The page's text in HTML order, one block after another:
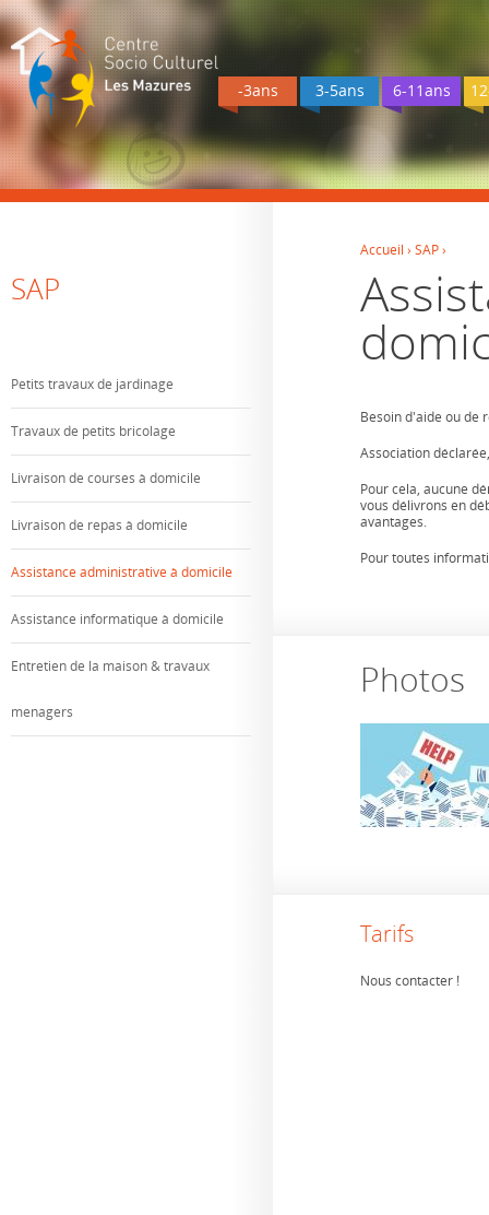
-3ans 3-5ans 6-11ans
SAP
Petits travaux de jardinage
Travaux de petits bricolage
Livraison de courses à domicile
Livraison de repas à domicile
Assistance administrative à domicile
Assistance informatique à domicile
Entretien de la maison & travaux
menagers
Vous êtes ici
Accueil › SAP›
Besoin d'aide ou de
Association
Pour cela, aucune
vous délivrons en
avantages.
Pour toutes
Photos
Tarifs
Nous contacter !